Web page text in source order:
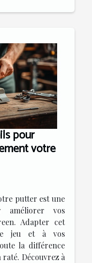
pour
votre
putter est une
améliorer vos
Adapter cet
jeu et à vos
la différence
Découvrez à